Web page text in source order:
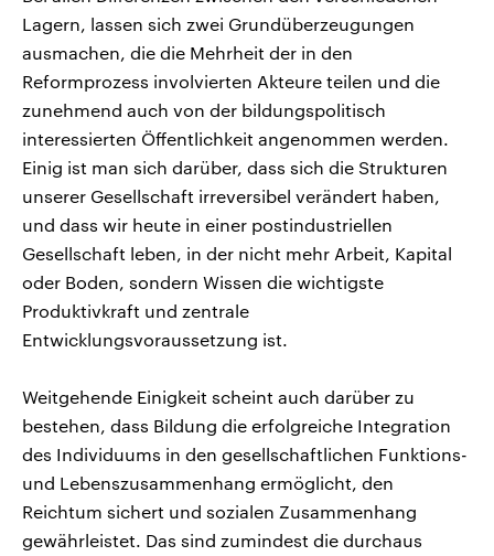
Lagern, lassen sich zwei Grundüberzeugungen
ausmachen, die die Mehrheit der in den
Reformprozess involvierten Akteure teilen und die
zunehmend auch von der bildungspolitisch
interessierten Öffentlichkeit angenommen werden.
Einig ist man sich darüber, dass sich die Strukturen
unserer Gesellschaft irreversibel verändert haben,
und dass wir heute in einer postindustriellen
Gesellschaft leben, in der nicht mehr Arbeit, Kapital
oder Boden, sondern Wissen die wichtigste
Produktivkraft und zentrale
Entwicklungsvoraussetzung ist.
Weitgehende Einigkeit scheint auch darüber zu
bestehen, dass Bildung die erfolgreiche Integration
des Individuums in den gesellschaftlichen Funktions-
und Lebenszusammenhang ermöglicht, den
Reichtum sichert und sozialen Zusammenhang
gewährleistet. Das sind zumindest die durchaus